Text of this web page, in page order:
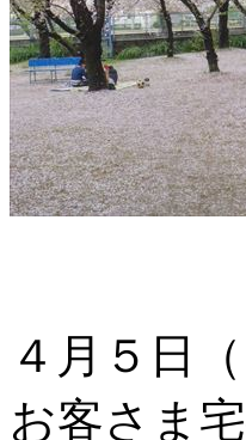
４月５日
お客さま